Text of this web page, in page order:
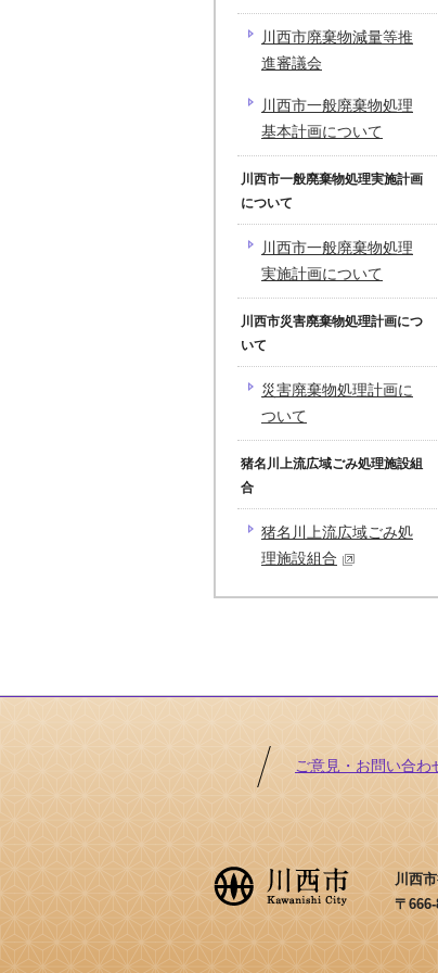
川西市廃棄物減量等推
進審議会
川西市一般廃棄物処理
基本計画について
川西市一般廃棄物処理実施計画
について
川西市一般廃棄物処理
実施計画について
川西市災害廃棄物処理計画につ
いて
災害廃棄物処理計画に
ついて
猪名川上流広域ごみ処理施設組
合
猪名川上流広域ごみ処
理施設組合
ご意見・お問い合わ
川西
〒